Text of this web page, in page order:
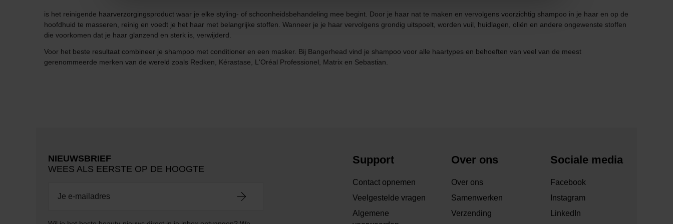
is het reinigende haarverzorgingsproduct waar je elke styling- of schoonheidsbehandeling mee begint. Door je haar nat te maken en vervolgens voorzichtig shampoo in je haar en op de
hoofdhuid te masseren, reinig en voedt je het haar met belangrijke stoffen. Wanneer je je haar vervolgens grondig uitspoelt, worden vuil, huidlagen, oliën en andere ongewenste stoffen
die voorkomen dat je haar glanzend en sterk is, verwijderd.
Voor het beste resultaat combineer je shampoo met conditioner en een masker. Bij Bangerhead vind je shampoo voor alle haartypes en behoeften van veel van de meest
gerenommeerde merken van de wereld zoals Redken, Kérastase, L'Oréal Professionel, Matrix en Sebastian.
NIEUWSBRIEF
WEES ALS EERSTE OP DE HOOGTE
Support
Contact opnemen
Veelgestelde vragen
Algemene
Over ons
Over ons
Samenwerken
Verzending
Sociale media
Facebook
Instagram
LinkedIn